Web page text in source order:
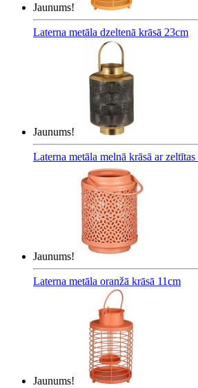
Jaunums!
Laterna metāla dzeltenā krāsā 23cm
Jaunums!
Laterna metāla melnā krāsā ar
Jaunums!
Laterna metāla oranžā krāsā 11cm
Jaunums!